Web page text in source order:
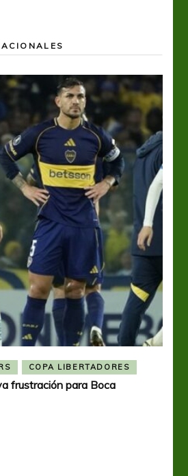
COPA LIBERTADORES
frustración para Boca